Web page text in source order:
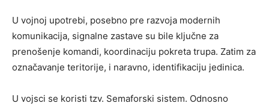
U vojnoj upotrebi, posebno pre razvoja modernih
komunikacija, signalne zastave su bile ključne za
prenošenje komandi, koordinaciju pokreta trupa. Zatim za
označavanje teritorije, i naravno, identifikaciju jedinica.
U vojsci se koristi tzv. Semaforski sistem. Odnosno